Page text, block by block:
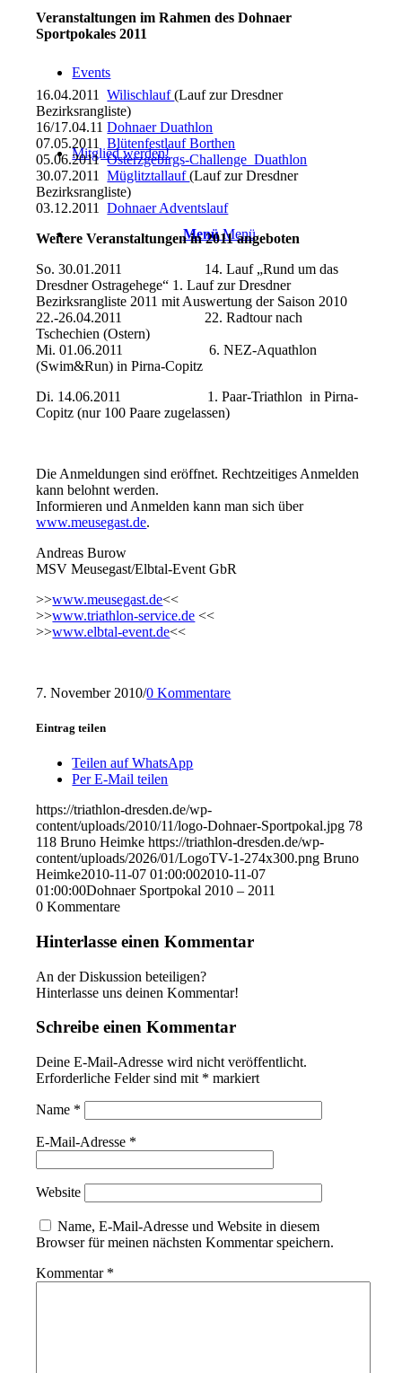
Events
Mitglied werden!
Menü Menü
Veranstaltungen im Rahmen des Dohnaer
Sportpokales 2011
16.04.2011Wilischlauf(Lauf zur Dresdner
Bezirksrangliste)
16/17.04.11Dohnaer Duathlon
07.05.2011Blütenfestlauf Borthen
05.06.2011Osterzgebirgs-Challenge Duathlon
30.07.2011Müglitztallauf(Lauf zur Dresdner
Bezirksrangliste)
03.12.2011Dohnaer Adventslauf
Weitere Veranstaltungen in 2011 angeboten
So. 30.01.2011 14. Lauf „Rund um das
Dresdner Ostragehege“ 1. Lauf zur Dresdner
Bezirksrangliste 2011 mit Auswertung der Saison 2010
22.-26.04.2011 22. Radtour nach
Tschechien (Ostern)
Mi. 01.06.2011 6. NEZ-Aquathlon
(Swim&Run) in Pirna-Copitz
Di. 14.06.2011 1. Paar-Triathlon in Pirna-
Copitz (nur 100 Paare zugelassen)
Die Anmeldungen sind eröffnet. Rechtzeitiges Anmelden
kann belohnt werden.
Informieren und Anmelden kann man sich über
www.meusegast.de.
Andreas Burow
MSV Meusegast/Elbtal-Event GbR
>>www.meusegast.de<<
>>www.triathlon-service.de <<
>>www.elbtal-event.de<<
7. November 2010/0 Kommentare
Eintrag teilen
Teilen auf WhatsApp
Per E-Mail teilen
https://triathlon-dresden.de/wp-
content/uploads/2010/11/logo-Dohnaer-Sportpokal.jpg 78
118 Bruno Heimke https://triathlon-dresden.de/wp-
content/uploads/2026/01/LogoTV-1-274x300.png Bruno
Heimke2010-11-07 01:00:002010-11-07
01:00:00Dohnaer Sportpokal 2010 – 2011
0 Kommentare
Hinterlasse einen Kommentar
An der Diskussion beteiligen?
Hinterlasse uns deinen Kommentar!
Schreibe einen Kommentar
Deine E-Mail-Adresse wird nicht veröffentlicht.
Erforderliche Felder sind mit * markiert
Name *
E-Mail-Adresse *
Website
Name, E-Mail-Adresse und Website in diesem
Browser für meinen nächsten Kommentar speichern.
Kommentar *